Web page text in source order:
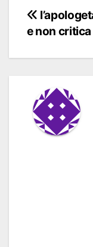
articoli
e non critica